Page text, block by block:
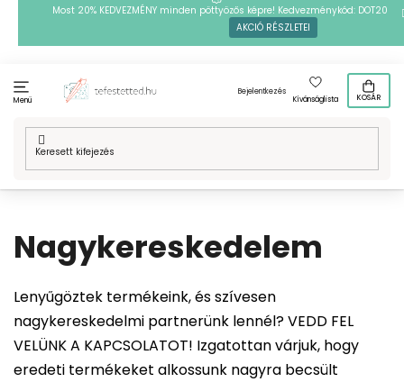
tartalomhoz
Most 20% KEDVEZMÉNY minden pöttyözős képre! Kedvezménykód: DOT20
AKCIÓ RÉSZLETEI
Menü
Bejelentkezés
Kívánságlista
KOSÁR
Kezdőlap
/ Nagykereskedelem
Nagykereskedelem
Lenyűgöztek termékeink, és szívesen
nagykereskedelmi partnerünk lennél? VEDD FEL
VELÜNK A KAPCSOLATOT! Izgatottan várjuk, hogy
eredeti termékeket alkossunk nagyra becsült